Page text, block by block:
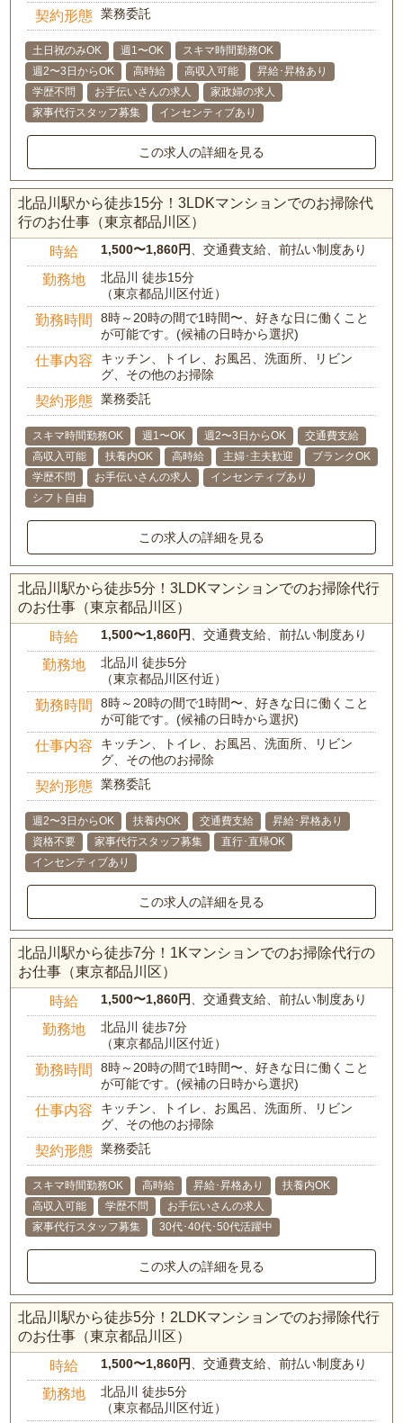
契約形態 業務委託
土日祝のみOK 週1〜OK
スキマ時間勤務OK
週2〜3日からOK
高時給 高収入可能
昇給･昇格あり
学歴不問
お手伝いさんの求人
家政婦の求人
家事代行スタッフ募集
インセンティブあり
この求人の詳細を見る
北品川駅から徒歩15分！3LDKマンションでのお掃除代
行のお仕事（東京都品川区）
時給 1,500〜1,860円 、交通費支給、前払い制度あり
勤務地
北品川 徒歩15分
（東京都品川区付近）
勤務時間
8時～20時の間で1時間〜、好きな日に働くこと
が可能です。(候補の日時から選択)
仕事内容
キッチン、トイレ、お風呂、洗面所、リビン
グ、その他のお掃除
契約形態 業務委託
スキマ時間勤務OK 週1〜OK 週2〜3日からOK
交通費支給
高収入可能
扶養内OK 高時給 主婦･主夫歓迎
ブランクOK
学歴不問
お手伝いさんの求人
インセンティブあり
シフト自由
この求人の詳細を見る
北品川駅から徒歩5分！3LDKマンションでのお掃除代行
のお仕事（東京都品川区）
時給 1,500〜1,860円 、交通費支給、前払い制度あり
勤務地
北品川 徒歩5分
（東京都品川区付近）
勤務時間
8時～20時の間で1時間〜、好きな日に働くこと
が可能です。(候補の日時から選択)
仕事内容
キッチン、トイレ、お風呂、洗面所、リビン
グ、その他のお掃除
契約形態 業務委託
週2〜3日からOK 扶養内OK 交通費支給
昇給･昇格あり
資格不要
家事代行スタッフ募集
直行･直帰OK
インセンティブあり
この求人の詳細を見る
北品川駅から徒歩7分！1Kマンションでのお掃除代行の
お仕事（東京都品川区）
時給 1,500〜1,860円 、交通費支給、前払い制度あり
勤務地
北品川 徒歩7分
（東京都品川区付近）
勤務時間
8時～20時の間で1時間〜、好きな日に働くこと
が可能です。(候補の日時から選択)
仕事内容
キッチン、トイレ、お風呂、洗面所、リビン
グ、その他のお掃除
契約形態 業務委託
スキマ時間勤務OK 高時給 昇給･昇格あり
扶養内OK
高収入可能
学歴不問
お手伝いさんの求人
家事代行スタッフ募集
30代･40代･50代活躍中
この求人の詳細を見る
北品川駅から徒歩5分！2LDKマンションでのお掃除代行
のお仕事（東京都品川区）
時給 1,500〜1,860円 、交通費支給、前払い制度あり
勤務地
北品川 徒歩5分
（東京都品川区付近）